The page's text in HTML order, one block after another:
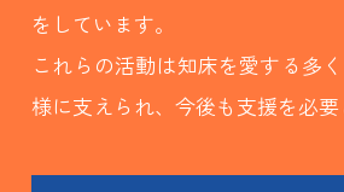
をしています。
これらの活動は知床を愛する多
様に支えられ、今後も支援を必要